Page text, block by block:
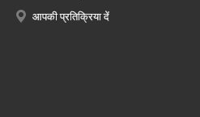
आपकी प्रतिक्रिया दें